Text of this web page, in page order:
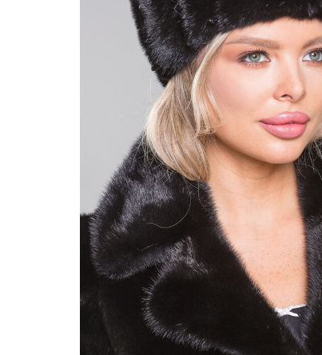
17 800 ₽ 24 800 ₽